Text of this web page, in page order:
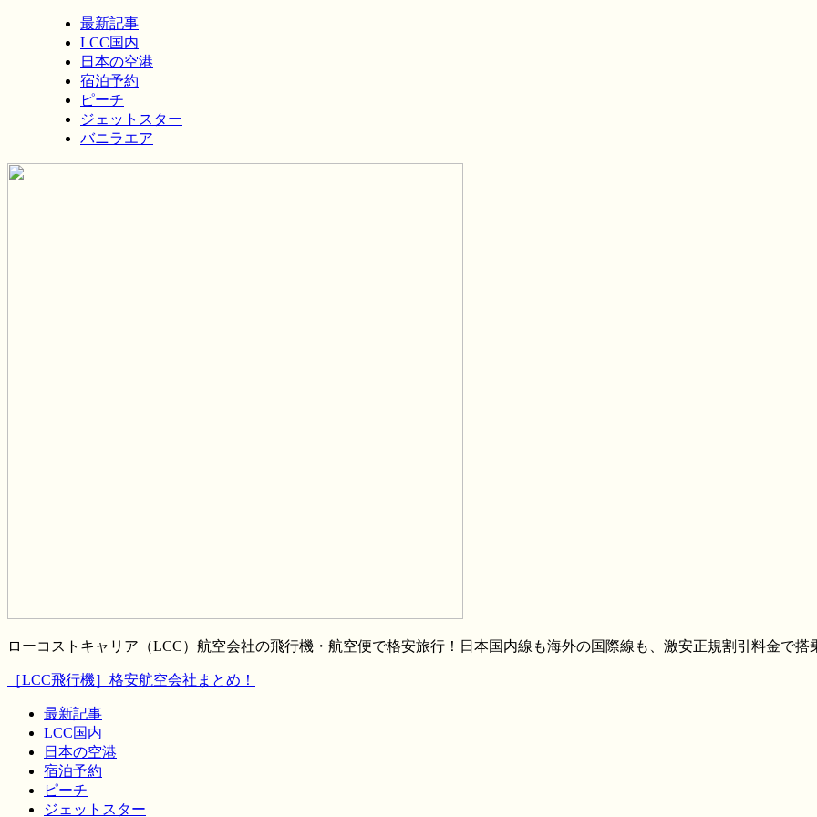
最新記事
LCC国内
日本の空港
宿泊予約
ピーチ
ジェットスター
バニラエア
ローコストキャリア（LCC）航空会社の飛行機・航空便で格安旅行！日本国内線も海外の国際線も、激安正規割引料金で搭
［LCC飛行機］格安航空会社まとめ！
最新記事
LCC国内
日本の空港
宿泊予約
ピーチ
ジェットスター